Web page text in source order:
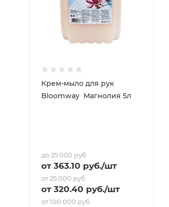
Крем-мыло для рук
Bloomway Магнолия 5л
до 25 000 руб
от 363.10 руб./шт
от 25 000 руб
от 320.40 руб./шт
от 100 000 руб